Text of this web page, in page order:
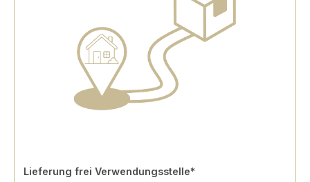
Lieferung frei Verwendungsstelle*